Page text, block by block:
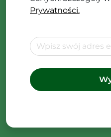
Prywatności.